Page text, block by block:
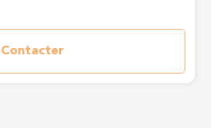
Contacter